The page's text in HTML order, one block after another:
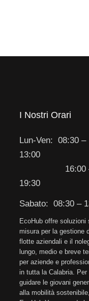
I Nostri Orari
Lun-Ven: 08:30 –
13:00
16:00
19:30
Sabato: 08:30 –
EcoHub offre soluzioni
misura per la gestione
flotte aziendali e il
lungo, medio e breve
per aziende e
in tutta la Calabria. Per
guidare le giovani
alla mobilità sostenibile,